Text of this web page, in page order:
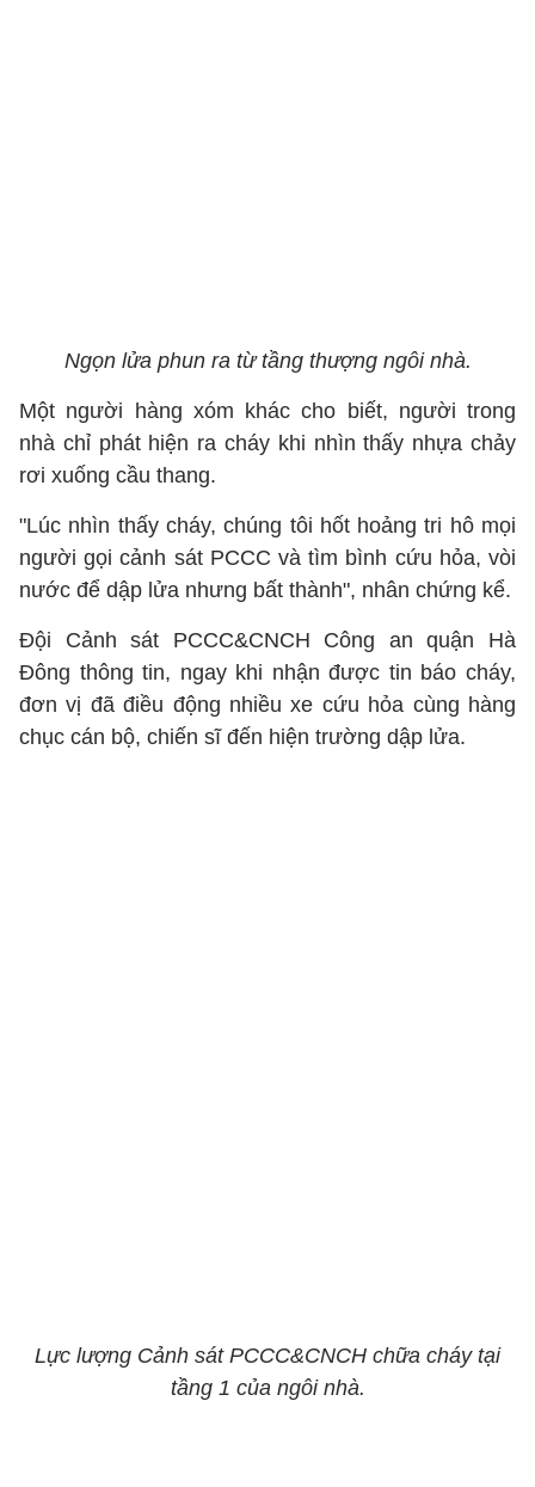
Ngọn lửa phun ra từ tầng thượng ngôi nhà.
Một người hàng xóm khác cho biết, người trong
nhà chỉ phát hiện ra cháy khi nhìn thấy nhựa chảy
rơi xuống cầu thang.
"Lúc nhìn thấy cháy, chúng tôi hốt hoảng tri hô mọi
người gọi cảnh sát PCCC và tìm bình cứu hỏa, vòi
nước để dập lửa nhưng bất thành", nhân chứng kể.
Đội Cảnh sát PCCC&CNCH Công an quận Hà
Đông thông tin, ngay khi nhận được tin báo cháy,
đơn vị đã điều động nhiều xe cứu hỏa cùng hàng
chục cán bộ, chiến sĩ đến hiện trường dập lửa.
Lực lượng Cảnh sát PCCC&CNCH chữa cháy tại
tầng 1 của ngôi nhà.